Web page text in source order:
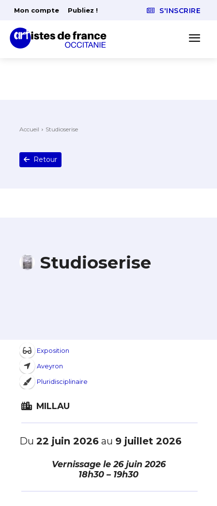
Mon compte Publiez ! S'INSCRIRE
Accueil Studioserise
Retour
Studioserise
Exposition
Aveyron
Pluridisciplinaire
MILLAU
Du 22 juin 2026 au 9 juillet 2026
Vernissage le26 juin 2026
18h30 – 19h30